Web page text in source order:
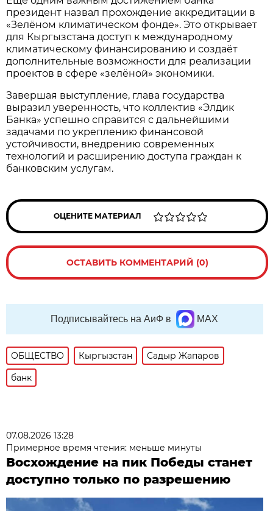
президент назвал прохождение аккредитации в
«Зелёном климатическом фонде». Это открывает
для Кыргызстана доступ к международному
климатическому финансированию и создаёт
дополнительные возможности для реализации
проектов в сфере «зелёной» экономики.
Завершая выступление, глава государства
выразил уверенность, что коллектив «Элдик
Банка» успешно справится с дальнейшими
задачами по укреплению финансовой
устойчивости, внедрению современных
технологий и расширению доступа граждан к
банковским услугам.
ОЦЕНИТЕ МАТЕРИАЛ
ОСТАВИТЬ КОММЕНТАРИЙ (0)
Подписывайтесь на АиФ в MAX
ОБЩЕСТВО Кыргызстан
Садыр Жапаров
банк
07.08.2026 13:28
Примерное время чтения: меньше минуты
Восхождение на пик Победы станет
доступно только по разрешению